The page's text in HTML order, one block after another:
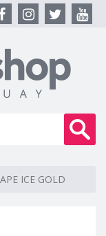
ICE GOLD